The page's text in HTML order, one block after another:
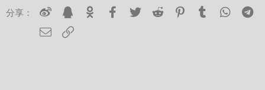
分享： 微博 QQ空间 Facebook
Twitter Reddit Pinterest
Tumblr
邮件